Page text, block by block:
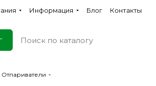
Информация Блог Контакты
Отпариватели